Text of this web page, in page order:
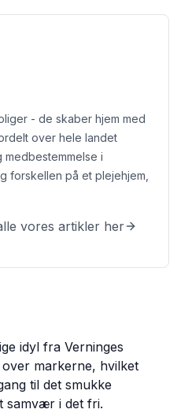
- de skaber hjem med
over hele landet
i
forskellen på et plejehjem,
vores artikler her
idyl fra Verninges
markerne, hvilket
til det smukke
samvær i det fri.